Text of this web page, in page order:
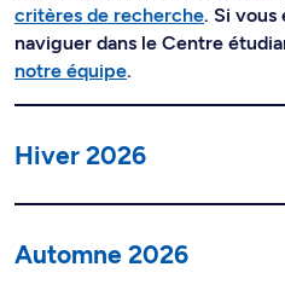
critères de recherche. Si vous
naviguer dans le Centre
notre équipe.
Hiver 2026
Automne 2026